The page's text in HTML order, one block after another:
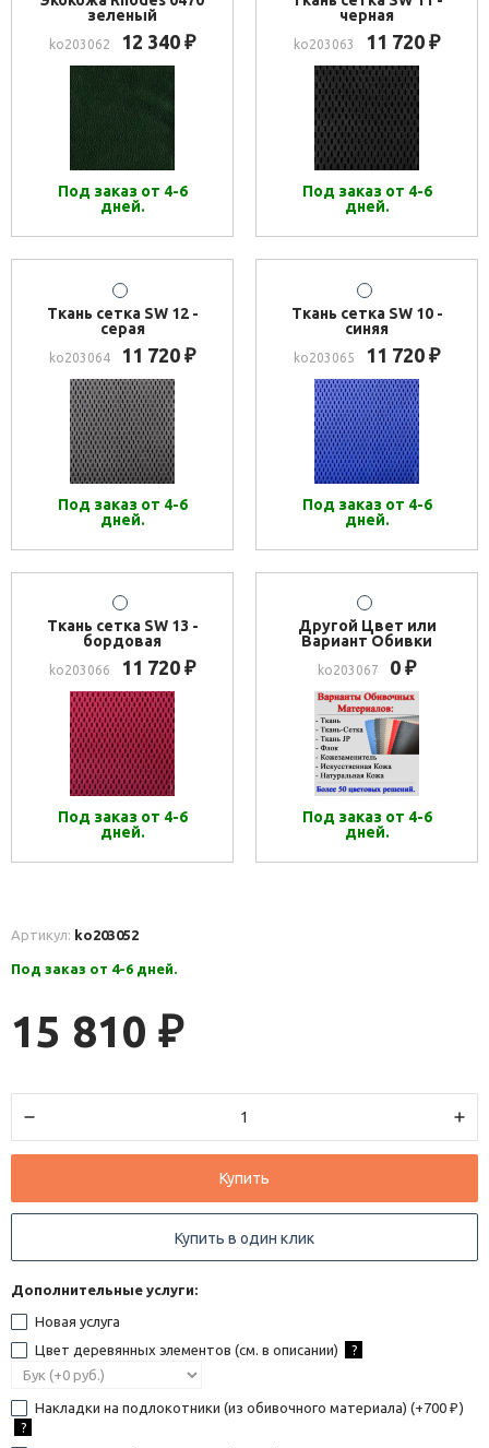
зеленый
ko203062 12 340 ₽
Под заказ от 4-6
дней.
черная
ko203063 11 720 ₽
Под заказ от 4-6
дней.
Ткань сетка SW 12 -
серая
ko203064 11 720 ₽
Под заказ от 4-6
дней.
Ткань сетка SW 10 -
синяя
ko203065 11 720 ₽
Под заказ от 4-6
дней.
Ткань сетка SW 13 -
бордовая
ko203066 11 720 ₽
Под заказ от 4-6
дней.
Другой Цвет или
Вариант Обивки
ko203067 0 ₽
Под заказ от 4-6
дней.
Артикул: ko203052
Под заказ от 4-6 дней.
15 810 ₽
Купить
Купить в один клик
Дополнительные услуги:
Новая услуга
Цвет деревянных элементов (см. в описании)
?
Накладки на подлокотники (из обивочного материала) (+700 ₽ )
?